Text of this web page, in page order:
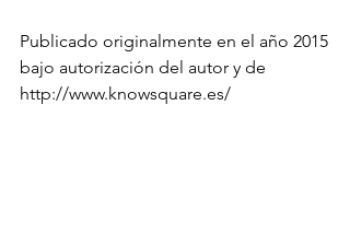
Publicado originalmente en el año 2015
bajo autorización del autor y de
http://www.knowsquare.es/